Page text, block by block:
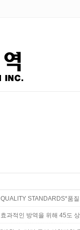
QUALITY STANDARDS*품
효과적인 방역을 위해 45도